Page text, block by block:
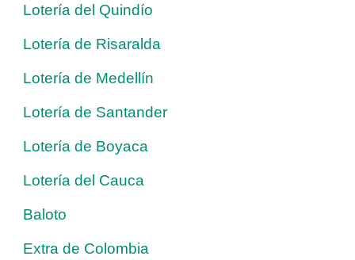
Lotería del Quindío
Lotería de Risaralda
Lotería de Medellín
Lotería de Santander
Lotería de Boyaca
Lotería del Cauca
Baloto
Extra de Colombia